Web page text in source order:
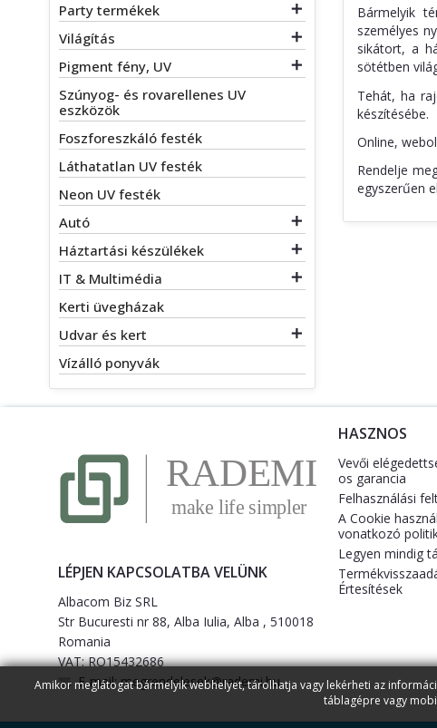
Party termékek

Világítás 
Pigment fény, UV 
Szúnyog- és rovarellenes UV
eszközök
Foszforeszkáló festék
Láthatatlan UV festék
Neon UV festék
Autó

Háztartási készülékek 
IT & Multimédia 
Kerti üvegházak
Udvar és kert

Vízálló ponyvák
Bármelyik
személyes
sikátort, a
sötétben
Tehát, ha
készítésébe.
Online,
Rendelje
egyszerűen
LÉPJEN KAPCSOLATBA VELÜNK
Albacom Biz SRL
Str Bucuresti nr 88, Alba Iulia, Alba , 510018
Romania
VAT: RO15432686
E-mail: megrendelesek@rademi.hu
HASZNOS
Vevői
os garancia
Felhasználási
A Cookie
vonatkozó
Legyen mindig
Értesítések
Amikor meglátogat bármelyik webhelyet, tárolhatja vagy lekérheti az
táblagépre vagy